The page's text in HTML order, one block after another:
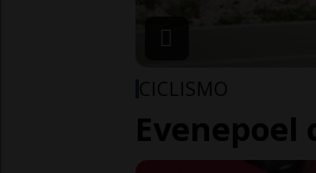
CICLISMO
Evenepoel